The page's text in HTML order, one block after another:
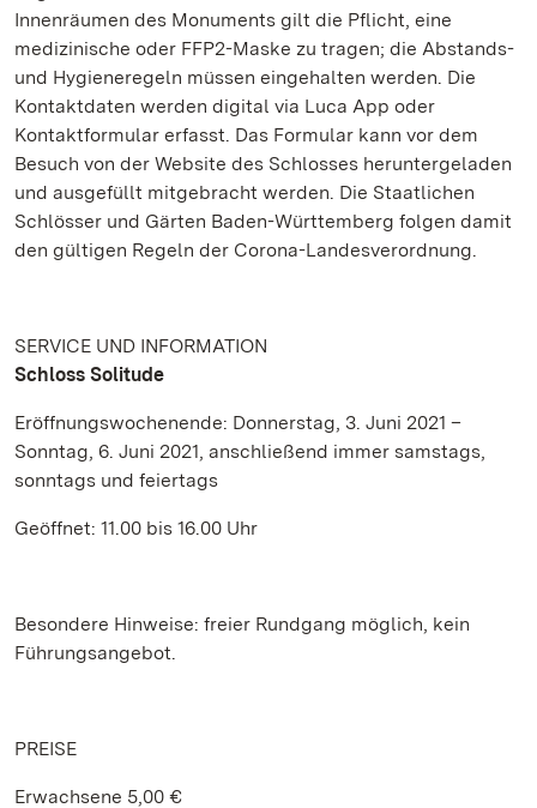
Innenräumen des Monuments gilt die Pflicht, eine
medizinische oder FFP2-Maske zu tragen; die Abstands-
und Hygieneregeln müssen eingehalten werden. Die
Kontaktdaten werden digital via Luca App oder
Kontaktformular erfasst. Das Formular kann vor dem
Besuch von der Website des Schlosses heruntergeladen
und ausgefüllt mitgebracht werden. Die Staatlichen
Schlösser und Gärten Baden-Württemberg folgen damit
den gültigen Regeln der Corona-Landesverordnung.
SERVICE UND INFORMATION
Schloss Solitude
Eröffnungswochenende: Donnerstag, 3. Juni 2021 –
Sonntag, 6. Juni 2021, anschließend immer samstags,
sonntags und feiertags
Geöffnet: 11.00 bis 16.00 Uhr
Besondere Hinweise: freier Rundgang möglich, kein
Führungsangebot.
PREISE
Erwachsene 5,00 €